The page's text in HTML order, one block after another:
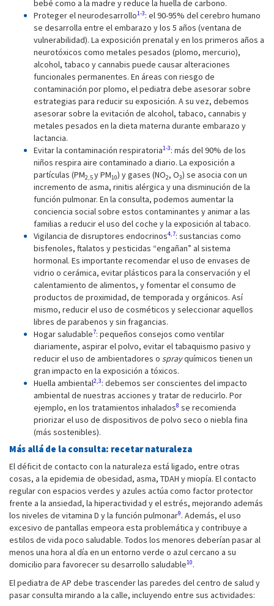
bebé como a la madre y reduce la huella de carbono.
Proteger el neurodesarrollo1-3: el 90-95% del cerebro humano
se desarrolla entre el embarazo y los 5 años (ventana de
vulnerabilidad). La exposición prenatal y en los primeros años a
neurotóxicos como metales pesados (plomo, mercurio),
alcohol, tabaco y cannabis puede causar alteraciones
funcionales permanentes. En áreas con riesgo de
contaminación por plomo, el pediatra debe asesorar sobre
estrategias para reducir su exposición. A su vez, debemos
asesorar sobre la evitación de alcohol, tabaco, cannabis y
metales pesados en la dieta materna durante embarazo y
lactancia.
Evitar la contaminación respiratoria1-3: más del 90% de los
niños respira aire contaminado a diario. La exposición a
partículas (PM2,5y PM10) y gases (NO2, O3) se asocia con un
incremento de asma, rinitis alérgica y una disminución de la
función pulmonar. En la consulta, podemos aumentar la
conciencia social sobre estos contaminantes y animar a las
familias a reducir el uso del coche y la exposición al tabaco.
Vigilancia de disruptores endocrinos4,7: sustancias como
bisfenoles, ftalatos y pesticidas “engañan” al sistema
hormonal. Es importante recomendar el uso de envases de
vidrio o cerámica, evitar plásticos para la conservación y el
calentamiento de alimentos, y fomentar el consumo de
productos de proximidad, de temporada y orgánicos. Así
mismo, reducir el uso de cosméticos y seleccionar aquellos
libres de parabenos y sin fragancias.
Hogar saludable7: pequeños consejos como ventilar
diariamente, aspirar el polvo, evitar el tabaquismo pasivo y
reducir el uso de ambientadores o sprayquímicos tienen un
gran impacto en la exposición a tóxicos.
Huella ambiental2,3: debemos ser conscientes del impacto
ambiental de nuestras acciones y tratar de reducirlo. Por
ejemplo, en los tratamientos inhalados8 se recomienda
priorizar el uso de dispositivos de polvo seco o niebla fina
(más sostenibles).
Más allá de la consulta: recetar naturaleza
El déficit de contacto con la naturaleza está ligado, entre otras
cosas, a la epidemia de obesidad, asma, TDAH y miopía. El contacto
regular con espacios verdes y azules actúa como factor protector
frente a la ansiedad, la hiperactividad y el estrés, mejorando además
los niveles de vitamina D y la función pulmonar9. Además, el uso
excesivo de pantallas empeora esta problemática y contribuye a
estilos de vida poco saludable. Todos los menores deberían pasar al
menos una hora al día en un entorno verde o azul cercano a su
domicilio para favorecer su desarrollo saludable10.
El pediatra de AP debe trascender las paredes del centro de salud y
pasar consulta mirando a la calle, incluyendo entre sus actividades: